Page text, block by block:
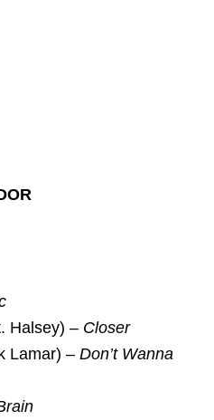
Halsey) – Closer
Lamar) – Don’t Wanna